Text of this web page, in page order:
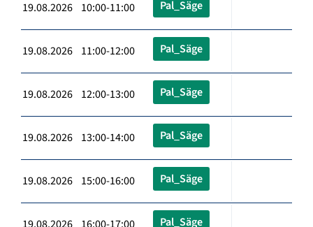
19.08.2026 10:00-11:00 Pal_Säge
19.08.2026 11:00-12:00 Pal_Säge
19.08.2026 12:00-13:00 Pal_Säge
19.08.2026 13:00-14:00 Pal_Säge
19.08.2026 15:00-16:00 Pal_Säge
Pal_Säge